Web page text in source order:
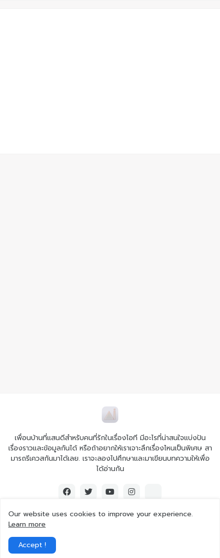
เพื่อนบ้านที่แสนดีสำหรับคนที่รักในเรื่องไอที มีอะไรที่น่าสนใจแบ่งปัน
เรื่องราวและข้อมูลกันได้ หรือถ้าอยากให้เราเจาะลึกเรื่องไหนเป็นพิเศษ สา
มารถรีเควสกันมาได้เลย. เราจะลองไปศึกษาและมาเขียนบทความให้เพื่อ
ได้อ่านกัน
Our website uses cookies to improve your experience.
Learn more
Accept !